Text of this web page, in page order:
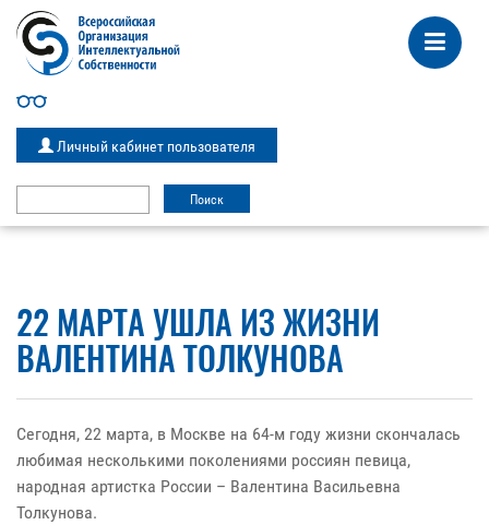
Личный кабинет пользователя
22 МАРТА УШЛА ИЗ ЖИЗНИ
ВАЛЕНТИНА ТОЛКУНОВА
Сегодня, 22 марта, в Москве на 64-м году жизни скончалась
любимая несколькими поколениями россиян певица,
народная артистка России – Валентина Васильевна
Толкунова.